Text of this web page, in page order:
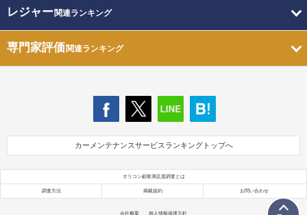
レジャー関連ランキング
専門家評価関連ランキング
カーメンテナンスサービスランキングトップへ
オリコン顧客満足度調査とは
調査方法 掲載規約 お問い合わせ
会社概要 個人情報保護方針